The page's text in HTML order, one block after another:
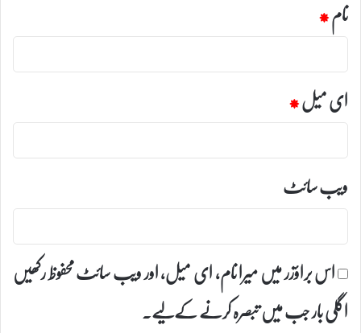
نام*
ای میل*
ویب‌ سائٹ
اس براؤزر میں میرا نام، ای میل، اور ویب سائٹ محفوظ رکھیں
اگلی بار جب میں تبصرہ کرنے کےلیے۔